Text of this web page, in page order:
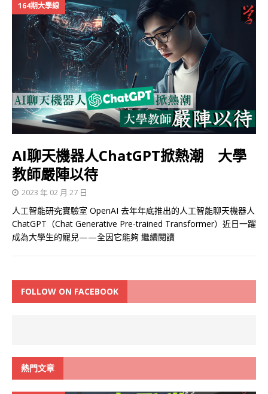
164期大學線
AI聊天機器人ChatGPT掀熱潮 大學
教師嚴陣以待
2023 年 02 月 27 日
人工智能研究實驗室 OpenAI 去年年底推出的人工智能聊天機器人
ChatGPT（Chat Generative Pre-trained Transformer）近日一躍
成為大學生的寵兒——全因它能夠 繼續閱讀
FOLLOW ON FACEBOOK
熱門文章